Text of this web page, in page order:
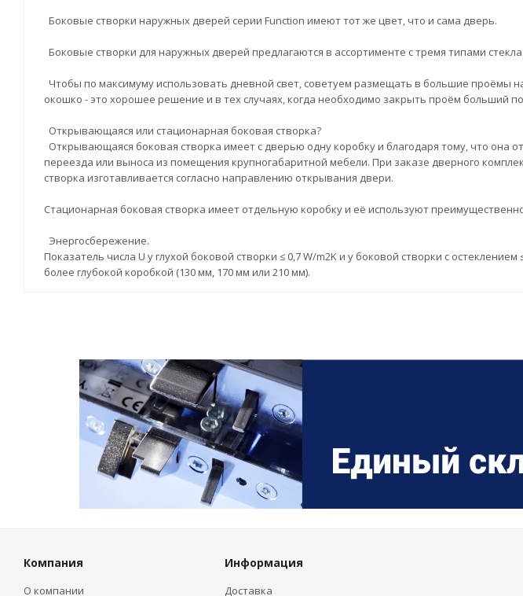
Боковые створки наружных дверей серии Function имеют тот же цвет, что и сама дверь.
Боковые створки для наружных дверей предлагаются в ассортименте с тремя типами
Чтобы по максимуму использовать дневной свет, советуем размещать в большие проёмы
окошко - это хорошее решение и в тех случаях, когда необходимо закрыть проём больший
Открывающаяся или стационарная боковая створка?
Открывающаяся боковая створка имеет с дверью одну коробку и благодаря тому, что она
переезда или выноса из помещения крупногабаритной мебели. При заказе дверного
створка изготавливается согласно направлению открывания двери.
Стационарная боковая створка имеет отдельную коробку и её используют
Энергосбережение.
Показатель числа U у глухой боковой створки ≤ 0,7 W/m2K и у боковой створки с
более глубокой коробкой (130 мм, 170 мм или 210 мм).
Компания
О компании
Информация
Доставка